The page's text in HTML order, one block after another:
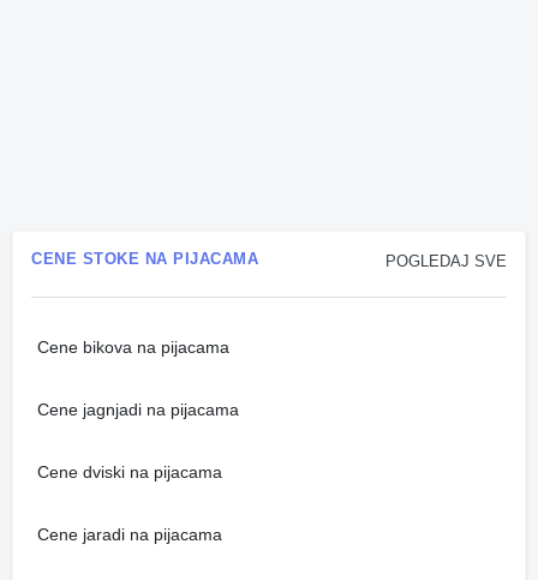
POGLEDAJ SVE
CENE STOKE NA PIJACAMA
Cene bikova na pijacama
Cene jagnjadi na pijacama
Cene dviski na pijacama
Cene jaradi na pijacama